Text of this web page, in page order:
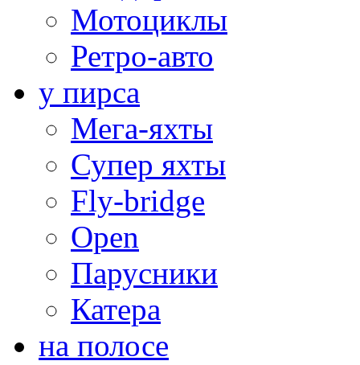
Мотоциклы
Ретро-авто
у пирса
Мега-яхты
Супер яхты
Fly-bridge
Open
Парусники
Катера
на полосе